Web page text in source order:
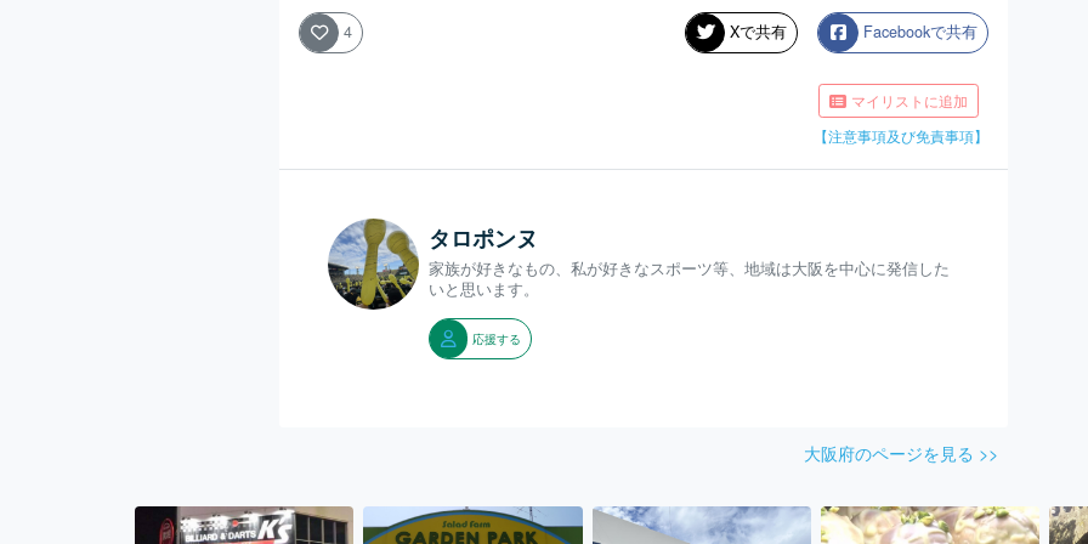
4 Xで共有 Facebookで共有
マイリストに追加
【注意事項及び免責事項】
タロポンヌ
家族が好きなもの、私が好きなスポーツ等、地域は大阪を中心に発信した
いと思います。
応援する
大阪府のページを見る >>